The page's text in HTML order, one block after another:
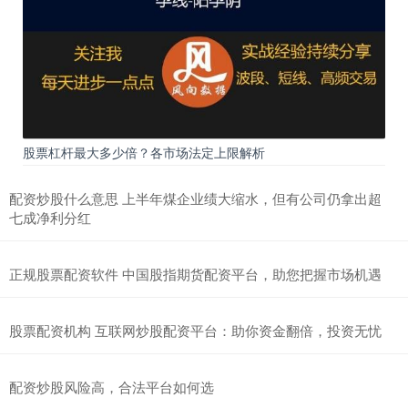
股票杠杆最大多少倍？各市场法定上限解析
配资炒股什么意思 上半年煤企业绩大缩水，但有公司仍拿出超
七成净利分红
正规股票配资软件 中国股指期货配资平台，助您把握市场机遇
股票配资机构 互联网炒股配资平台：助你资金翻倍，投资无忧
配资炒股风险高，合法平台如何选